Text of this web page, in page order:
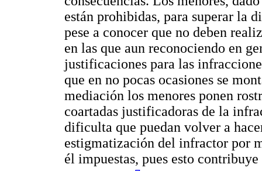
están prohibidas, para superar la
pese a conocer que no deben
en las que aun reconociendo en
justificaciones para las
que en no pocas ocasiones se
mediación los menores ponen
coartadas justificadoras de la
dificulta que puedan volver a
estigmatización del infractor por
él impuestas, pues esto